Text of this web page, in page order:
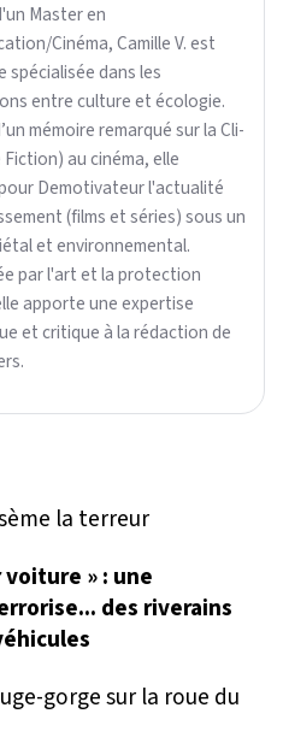
Master en
Cinéma, Camille V. est
spécialisée dans les
entre culture et écologie.
mémoire remarqué sur la Cli-
au cinéma, elle
Demotivateur l'actualité
(films et séries) sous un
et environnemental.
par l'art et la protection
apporte une expertise
et critique à la rédaction de
voiture » : une
des riverains